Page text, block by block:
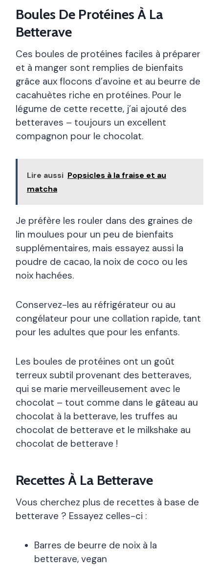
Boules De Protéines À La
Betterave
Ces boules de protéines faciles à préparer
et à manger sont remplies de bienfaits
grâce aux flocons d’avoine et au beurre de
cacahuètes riche en protéines. Pour le
légume de cette recette, j’ai ajouté des
betteraves – toujours un excellent
compagnon pour le chocolat.
Lire aussi Popsicles à la fraise et au
matcha
Je préfère les rouler dans des graines de
lin moulues pour un peu de bienfaits
supplémentaires, mais essayez aussi la
poudre de cacao, la noix de coco ou les
noix hachées.
Conservez-les au réfrigérateur ou au
congélateur pour une collation rapide, tant
pour les adultes que pour les enfants.
Les boules de protéines ont un goût
terreux subtil provenant des betteraves,
qui se marie merveilleusement avec le
chocolat – tout comme dans le gâteau au
chocolat à la betterave, les truffes au
chocolat de betterave et le milkshake au
chocolat de betterave !
Recettes À La Betterave
Vous cherchez plus de recettes à base de
betterave ? Essayez celles-ci :
Barres de beurre de noix à la
betterave, vegan